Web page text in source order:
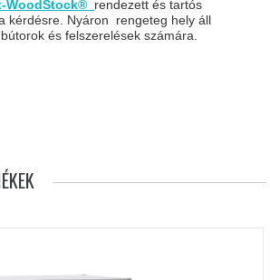
WoodStock® rendezett és tartós
kérdésre. Nyáron rengeteg hely áll
és felszerelések számára.